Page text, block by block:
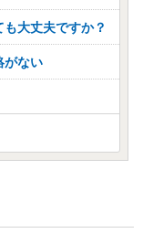
大丈夫ですか？
がない